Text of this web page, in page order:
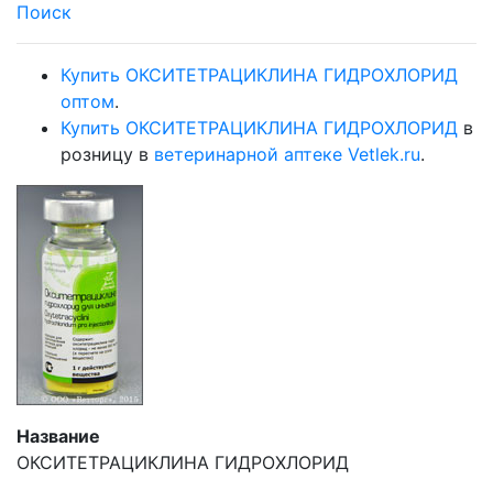
Поиск
Купить ОКСИТЕТРАЦИКЛИНА ГИДРОХЛОРИД
оптом.
Купить ОКСИТЕТРАЦИКЛИНА ГИДРОХЛОРИД в
розницу в ветеринарной аптеке Vetlek.ru.
Название
ОКСИТЕТРАЦИКЛИНА ГИДРОХЛОРИД